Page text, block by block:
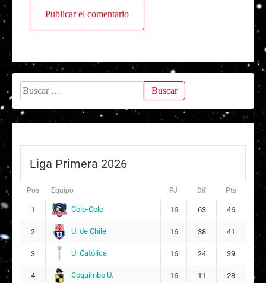
Buscar:
Liga Primera 2026
Pos Equipo PJ Dif Pts
1 Colo-Colo 16 63 46
2 U. de Chile 16 38 41
3 U. Católica 16 24 39
4 Coquimbo U. 16 11 28